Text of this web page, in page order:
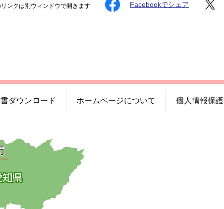
ンクは別ウィンドウで開きます Facebookでシェア
ダウンロード ホームページについて 個人情報保護